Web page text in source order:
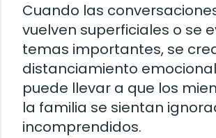
Cuando las
vuelven superficiales o se
temas importantes, se
distanciamiento
puede llevar a que los
la familia se sientan
incomprendidos.